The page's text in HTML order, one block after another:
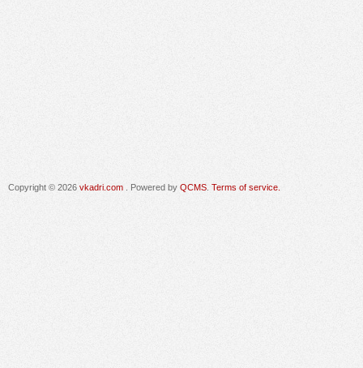
Copyright © 2026 vkadri.com . Powered by QCMS Terms of service.